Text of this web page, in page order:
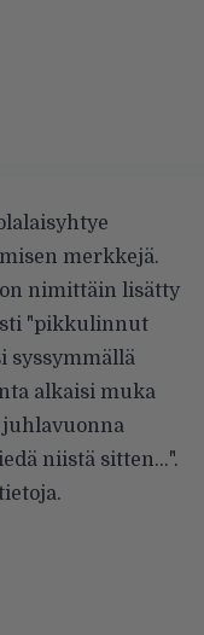
merkkejä.
nimittäin lisätty
"pikkulinnut
syssymmällä
alkaisi muka
juhlavuonna
niistä sitten…".